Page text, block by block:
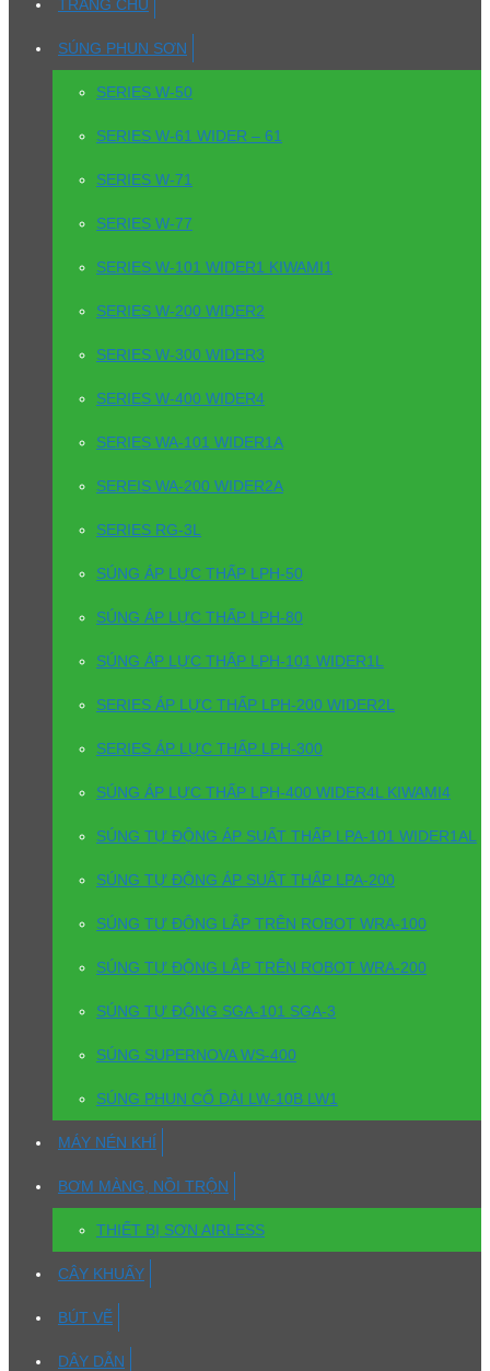
TRANG CHỦ
SÚNG PHUN SƠN
SERIES W-50
SERIES W-61 WIDER – 61
SERIES W-71
SERIES W-77
SERIES W-101 WIDER1 KIWAMI1
SERIES W-200 WIDER2
SERIES W-300 WIDER3
SERIES W-400 WIDER4
SERIES WA-101 WIDER1A
SEREIS WA-200 WIDER2A
SERIES RG-3L
SÚNG ÁP LỰC THẤP LPH-50
SÚNG ÁP LỰC THẤP LPH-80
SÚNG ÁP LỰC THẤP LPH-101 WIDER1L
SERIES ÁP LỰC THẤP LPH-200 WIDER2L
SERIES ÁP LỰC THẤP LPH-300
SÚNG ÁP LỰC THẤP LPH-400 WIDER4L KIWAMI4
SÚNG TỰ ĐỘNG ÁP SUẤT THẤP LPA-101 WIDER1AL
SÚNG TỰ ĐỘNG ÁP SUẤT THẤP LPA-200
SÚNG TỰ ĐỘNG LẮP TRÊN ROBOT WRA-100
SÚNG TỰ ĐỘNG LẮP TRÊN ROBOT WRA-200
SÚNG TỰ ĐỘNG SGA-101 SGA-3
SÚNG SUPERNOVA WS-400
SÚNG PHUN CỔ DÀI LW-10B LW1
MÁY NÉN KHÍ
BƠM MÀNG, NỒI TRỘN
THIẾT BỊ SƠN AIRLESS
CÂY KHUẤY
BÚT VẼ
DÂY DẪN